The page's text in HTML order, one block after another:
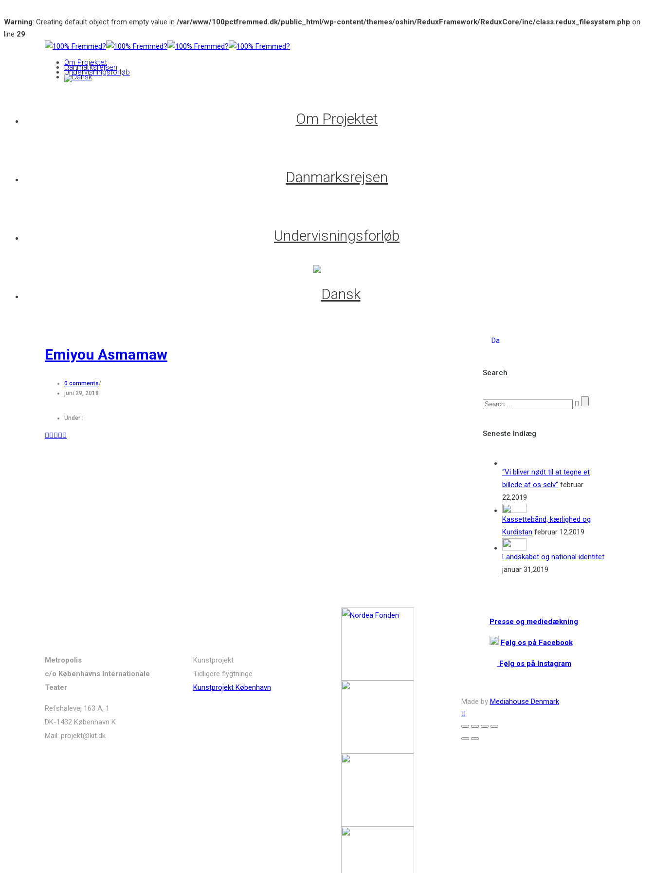
Warning: Creating default object from empty value in /var/www/100pctfremmed.dk/public_html/wp-content/themes/oshin/ReduxFramework/ReduxCore/inc/class.redux_filesystem.php on
line 29
Om Projektet
Danmarksrejsen
Undervisningsforløb
Om Projektet
Danmarksrejsen
Undervisningsforløb
Emiyou Asmamaw
0 comments/
juni 29, 2018
Under :
Search
Seneste Indlæg
“Vi bliver nødt til at tegne et
billede af os selv” februar
22,2019
Kassettebånd, kærlighed og
Kurdistan februar 12,2019
Landskabet og national identitet
januar 31,2019
Metropolis
c/o Københavns Internationale
Teater
Refshalevej 163 A, 1
DK-1432 København K
Mail: projekt@kit.dk
Kunstprojekt
Tidligere flygtninge
Kunstprojekt København
Presse og mediedækning
Følg os på Facebook
Følg os på Instagram
Made by Mediahouse Denmark